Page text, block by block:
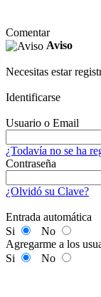
Comentar
Aviso
Necesitas estar
Identificarse
Usuario o Email
¿Todavía no se ha
Contraseña
¿Olvidó su Clave?
Entrada automática
Si
No
Agregarme a los
Si
No